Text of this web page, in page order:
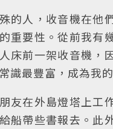
的人，收音機在他
重要性。從前我有
床前一架收音機，
識最豐富，成為我
友在外島燈塔上工
船帶些書報去。此